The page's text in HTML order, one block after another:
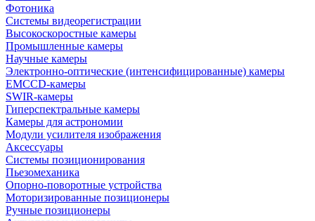
Фотоника
Cистемы видеорегистрации
Высокоскоростные камеры
Промышленные камеры
Научные камеры
Электронно-оптические (интенсифицированные) камеры
EMCCD-камеры
SWIR-камеры
Гиперспектральные камеры
Камеры для астрономии
Модули усилителя изображения
Аксессуары
Системы позиционирования
Пьезомеханика
Опорно-поворотные устройства
Моторизированные позиционеры
Ручные позиционеры